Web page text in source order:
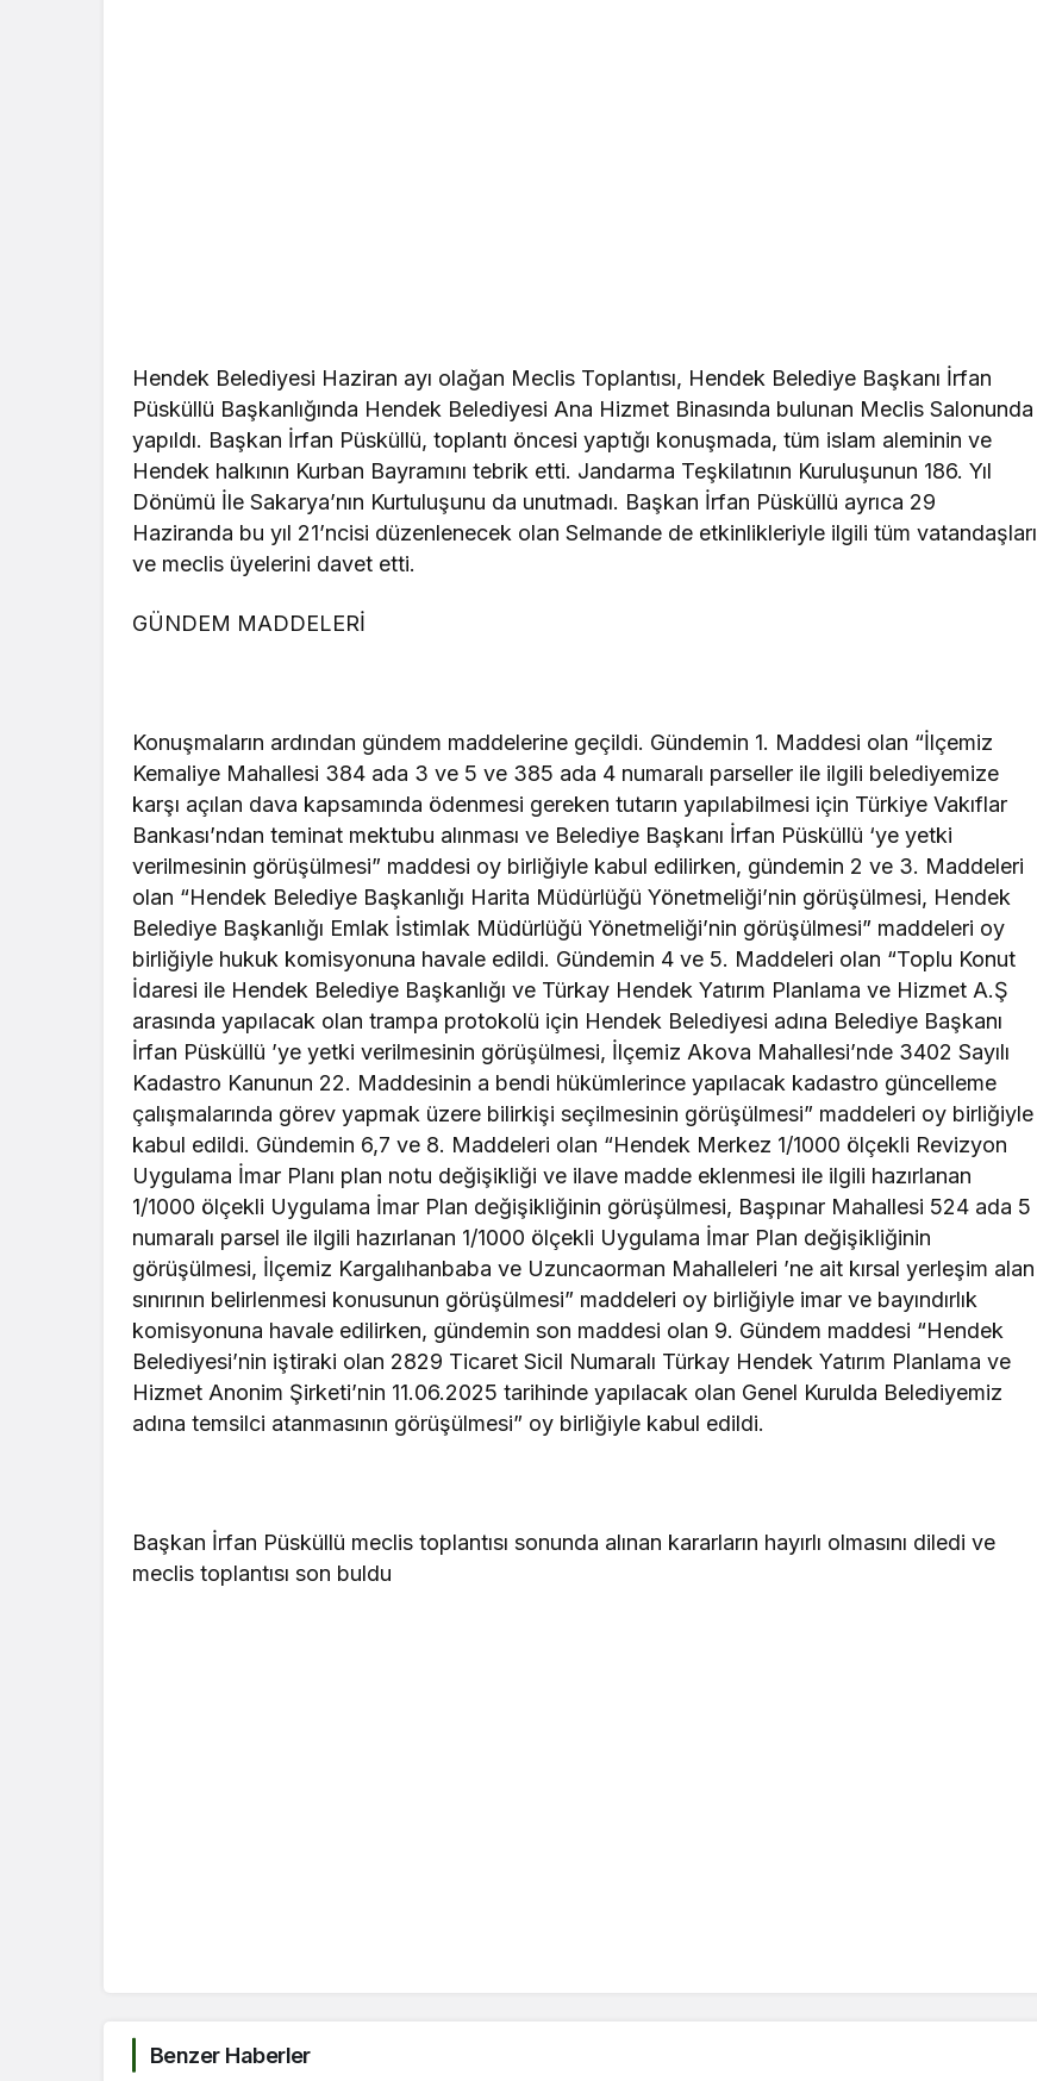
Hendek Belediyesi Haziran ayı olağan Meclis Toplantısı, Hendek Belediye Başkanı İrfan
Püsküllü Başkanlığında Hendek Belediyesi Ana Hizmet Binasında bulunan Meclis Salonunda
yapıldı. Başkan İrfan Püsküllü, toplantı öncesi yaptığı konuşmada, tüm islam aleminin ve
Hendek halkının Kurban Bayramını tebrik etti. Jandarma Teşkilatının Kuruluşunun 186. Yıl
Dönümü İle Sakarya’nın Kurtuluşunu da unutmadı. Başkan İrfan Püsküllü ayrıca 29
Haziranda bu yıl 21’ncisi düzenlenecek olan Selmande de etkinlikleriyle ilgili tüm vatandaşları
ve meclis üyelerini davet etti.
GÜNDEM MADDELERİ
Konuşmaların ardından gündem maddelerine geçildi. Gündemin 1. Maddesi olan “İlçemiz
Kemaliye Mahallesi 384 ada 3 ve 5 ve 385 ada 4 numaralı parseller ile ilgili belediyemize
karşı açılan dava kapsamında ödenmesi gereken tutarın yapılabilmesi için Türkiye Vakıflar
Bankası’ndan teminat mektubu alınması ve Belediye Başkanı İrfan Püsküllü ‘ye yetki
verilmesinin görüşülmesi” maddesi oy birliğiyle kabul edilirken, gündemin 2 ve 3. Maddeleri
olan “Hendek Belediye Başkanlığı Harita Müdürlüğü Yönetmeliği’nin görüşülmesi, Hendek
Belediye Başkanlığı Emlak İstimlak Müdürlüğü Yönetmeliği’nin görüşülmesi” maddeleri oy
birliğiyle hukuk komisyonuna havale edildi. Gündemin 4 ve 5. Maddeleri olan “Toplu Konut
İdaresi ile Hendek Belediye Başkanlığı ve Türkay Hendek Yatırım Planlama ve Hizmet A.Ş
arasında yapılacak olan trampa protokolü için Hendek Belediyesi adına Belediye Başkanı
İrfan Püsküllü ’ye yetki verilmesinin görüşülmesi, İlçemiz Akova Mahallesi’nde 3402 Sayılı
Kadastro Kanunun 22. Maddesinin a bendi hükümlerince yapılacak kadastro güncelleme
çalışmalarında görev yapmak üzere bilirkişi seçilmesinin görüşülmesi” maddeleri oy birliğiyle
kabul edildi. Gündemin 6,7 ve 8. Maddeleri olan “Hendek Merkez 1/1000 ölçekli Revizyon
Uygulama İmar Planı plan notu değişikliği ve ilave madde eklenmesi ile ilgili hazırlanan
1/1000 ölçekli Uygulama İmar Plan değişikliğinin görüşülmesi, Başpınar Mahallesi 524 ada 5
numaralı parsel ile ilgili hazırlanan 1/1000 ölçekli Uygulama İmar Plan değişikliğinin
görüşülmesi, İlçemiz Kargalıhanbaba ve Uzuncaorman Mahalleleri ’ne ait kırsal yerleşim alan
sınırının belirlenmesi konusunun görüşülmesi” maddeleri oy birliğiyle imar ve bayındırlık
komisyonuna havale edilirken, gündemin son maddesi olan 9. Gündem maddesi “Hendek
Belediyesi’nin iştiraki olan 2829 Ticaret Sicil Numaralı Türkay Hendek Yatırım Planlama ve
Hizmet Anonim Şirketi’nin 11.06.2025 tarihinde yapılacak olan Genel Kurulda Belediyemiz
adına temsilci atanmasının görüşülmesi” oy birliğiyle kabul edildi.
Başkan İrfan Püsküllü meclis toplantısı sonunda alınan kararların hayırlı olmasını diledi ve
meclis toplantısı son buldu
Benzer Haberler